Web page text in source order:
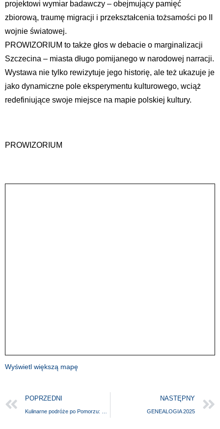
projektowi wymiar badawczy – obejmujący pamięć
zbiorową, traumę migracji i przekształcenia tożsamości po II
wojnie światowej.
PROWIZORIUM to także głos w debacie o marginalizacji
Szczecina – miasta długo pomijanego w narodowej narracji.
Wystawa nie tylko rewizytuje jego historię, ale też ukazuje je
jako dynamiczne pole eksperymentu kulturowego, wciąż
redefiniujące swoje miejsce na mapie polskiej kultury.
PROWIZORIUM
Wyświetl większą mapę
POPRZEDNI NASTĘPNY
GENEALOGIA 2025